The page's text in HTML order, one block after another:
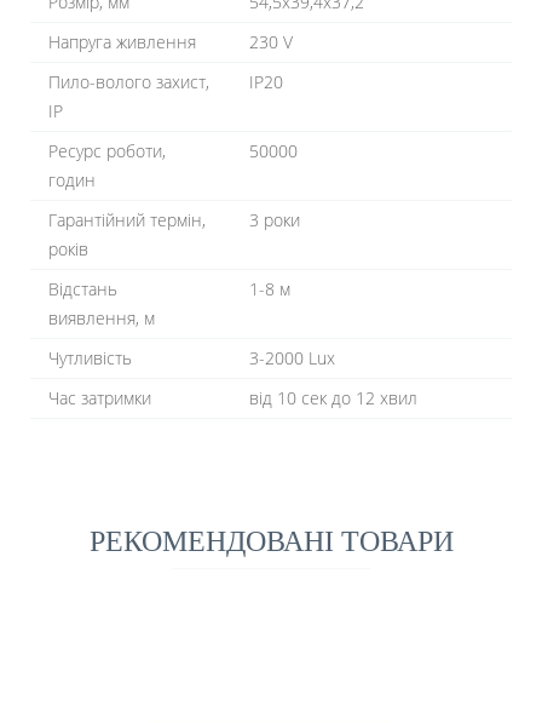
Напруга живлення
230 V
Пило-волого захист,
IP
IP20
Ресурс роботи,
годин
50000
Гарантійний термін,
років
3 роки
Відстань
виявлення, м
1-8 м
Чутливість
3-2000 Lux
Час затримки
від 10 сек до 12 хвил
РЕКОМЕНДОВАНІ ТОВАРИ